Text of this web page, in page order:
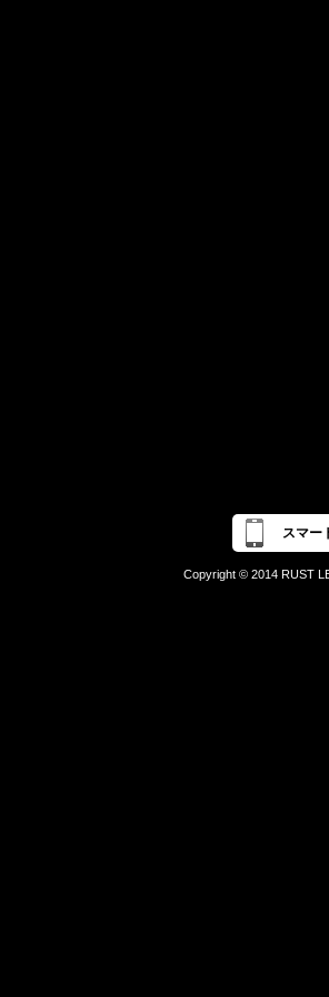
スマー
Copyright © 2014 RUST